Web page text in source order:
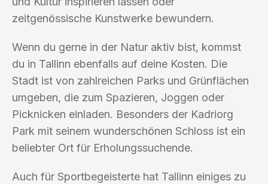
zeitgenössische Kunstwerke bewundern.
Wenn du gerne in der Natur aktiv bist, kommst
du in Tallinn ebenfalls auf deine Kosten. Die
Stadt ist von zahlreichen Parks und Grünflächen
umgeben, die zum Spazieren, Joggen oder
Picknicken einladen. Besonders der Kadriorg
Park mit seinem wunderschönen Schloss ist ein
beliebter Ort für Erholungssuchende.
Auch für Sportbegeisterte hat Tallinn einiges zu